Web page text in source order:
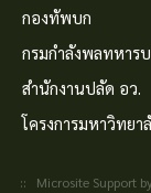
กองทัพบก
กรมกำลังพลทหาร
สำนักงานปลัด อว.
โครงการมหาวิทยา
:: Microsite Support